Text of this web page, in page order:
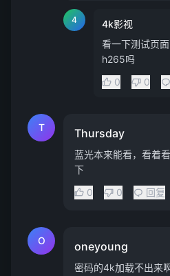
4 4k影视
看一下测试页
h265吗
0
0
T Thursday
蓝光本来能看，看着
下
0
0 回复
O oneyoung
密码的4k加载不出来